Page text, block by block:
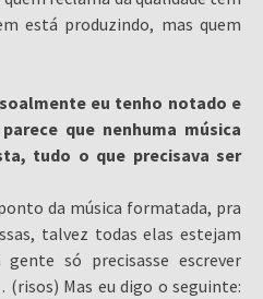
está produzindo, mas quem
eu tenho notado e
que nenhuma música
tudo o que precisava ser
da música formatada, pra
talvez todas elas estejam
só precisasse escrever
Mas eu digo o seguinte: